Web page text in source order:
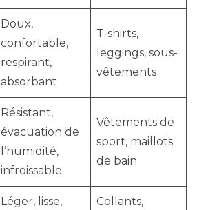
Doux,
confortable,
respirant,
absorbant
T-shirts,
leggings, sous-
vêtements
Résistant,
évacuation de
l’humidité,
infroissable
Vêtements de
sport, maillots
de bain
Léger, lisse, Collants,